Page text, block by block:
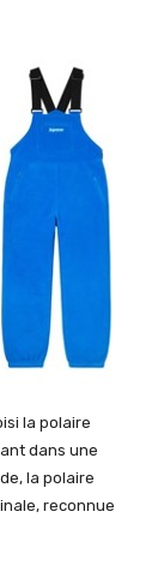
la polaire
dans une
la polaire
reconnue